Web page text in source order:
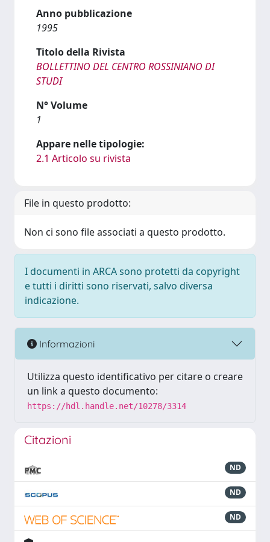
Anno pubblicazione
1995
Titolo della Rivista
BOLLETTINO DEL CENTRO ROSSINIANO DI
STUDI
N° Volume
1
Appare nelle tipologie:
2.1 Articolo su rivista
File in questo prodotto:
Non ci sono file associati a questo prodotto.
I documenti in ARCA sono protetti da copyright
e tutti i diritti sono riservati, salvo diversa
indicazione.
Informazioni
Utilizza questo identificativo per citare o creare
un link a questo documento:
https://hdl.handle.net/10278/3314
Citazioni
ND
ND
ND